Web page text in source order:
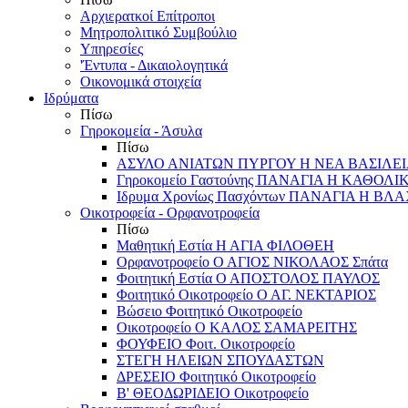
Αρχιερατκοί Επίτροποι
Μητροπολιτικό Συμβούλιο
Υπηρεσίες
'Έντυπα - Δικαιολογητικά
Οικονομικά στοιχεία
Ιδρύματα
Πίσω
Γηροκομεία - Άσυλα
Πίσω
ΑΣΥΛΟ ΑΝΙΑΤΩΝ ΠΥΡΓΟΥ Η ΝΕΑ
Γηροκομείο Γαστούνης ΠΑΝΑΓΙΑ Η
Ιδρυμα Χρονίως Πασχόντων ΠΑΝΑΓΙΑ Η
Οικοτροφεία - Ορφανοτροφεία
Πίσω
Μαθητική Εστία Η ΑΓΙΑ ΦΙΛΟΘΕΗ
Ορφανοτροφείο Ο ΑΓΙΟΣ ΝΙΚΟΛΑΟΣ Σπάτα
Φοιτητική Εστία Ο ΑΠΟΣΤΟΛΟΣ ΠΑΥΛΟΣ
Φοιτητικό Οικοτροφείο Ο ΑΓ. ΝΕΚΤΑΡΙΟΣ
Βώσειο Φοιτητικό Οικοτροφείο
Οικοτροφείο Ο ΚΑΛΟΣ ΣΑΜΑΡΕΙΤΗΣ
ΦΟΥΦΕΙΟ Φοιτ. Οικοτροφείο
ΣΤΕΓΗ ΗΛΕΙΩΝ ΣΠΟΥΔΑΣΤΩΝ
ΔΡΕΣΕΙΟ Φοιτητικό Οικοτροφείο
Β' ΘΕΟΔΩΡΙΔΕΙΟ Οικοτροφείο